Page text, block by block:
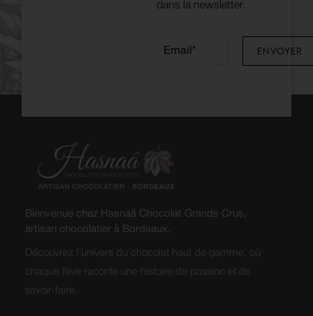
dans la newsletter.
Email*
Bienvenue chez Hasnaâ Chocolat Grands Crus,
artisan chocolatier à Bordeaux.
Découvrez l’univers du chocolat haut de gamme, où
chaque fève raconte une histoire de passion et de
savoir-faire.